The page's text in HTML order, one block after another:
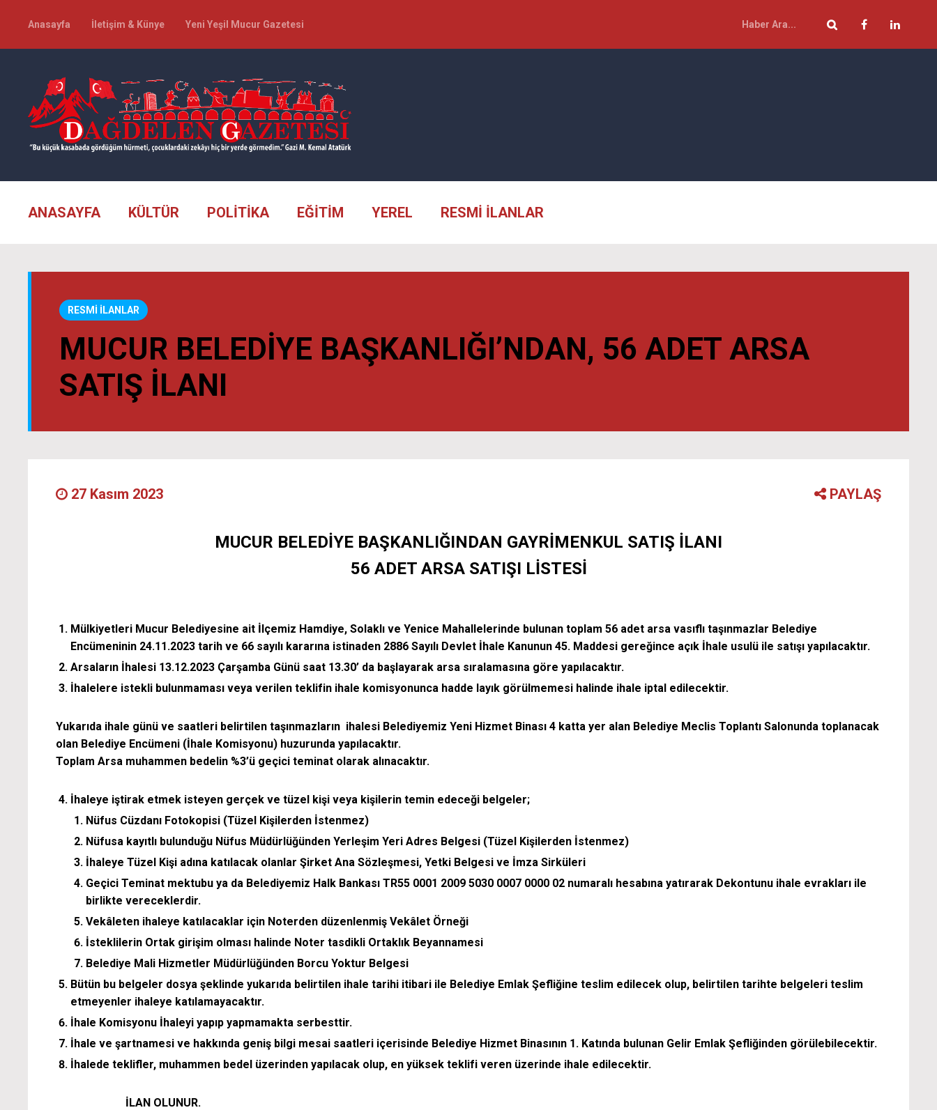
Anasayfa İletişim & Künye Yeni Yeşil Mucur Gazetesi
ANASAYFA KÜLTÜR POLİTİKA EĞİTİM YEREL RESMİ İLANLAR
RESMİ İLANLAR
MUCUR BELEDIYE BAŞKANLIĞI’NDAN, 56 ADET ARSA
SATIŞ ILANI
27 Kasım 2023 PAYLAŞ
MUCUR BELEDİYE BAŞKANLIĞINDAN GAYRİMENKUL SATIŞ İLANI
56 ADET ARSA SATIŞI LİSTESİ
Mülkiyetleri Mucur Belediyesine ait İlçemiz Hamdiye, Solaklı ve Yenice Mahallelerinde bulunan toplam 56 adet arsa vasıflı taşınmazlar Belediye
Encümeninin 24.11.2023 tarih ve 66 sayılı kararına istinaden 2886 Sayılı Devlet İhale Kanunun 45. Maddesi gereğince açık İhale usulü ile satışı yapılacaktır.
Arsaların İhalesi 13.12.2023 Çarşamba Günü saat 13.30’ da başlayarak arsa sıralamasına göre yapılacaktır.
İhalelere istekli bulunmaması veya verilen teklifin ihale komisyonunca hadde layık görülmemesi halinde ihale iptal edilecektir.
Yukarıda ihale günü ve saatleri belirtilen taşınmazların ihalesi Belediyemiz Yeni Hizmet Binası 4 katta yer alan Belediye Meclis Toplantı Salonunda toplanacak
olan Belediye Encümeni (İhale Komisyonu) huzurunda yapılacaktır.
Toplam Arsa muhammen bedelin %3’ü geçici teminat olarak alınacaktır.
İhaleye iştirak etmek isteyen gerçek ve tüzel kişi veya kişilerin temin edeceği belgeler;
Nüfus Cüzdanı Fotokopisi (Tüzel Kişilerden İstenmez)
Nüfusa kayıtlı bulunduğu Nüfus Müdürlüğünden Yerleşim Yeri Adres Belgesi (Tüzel Kişilerden İstenmez)
İhaleye Tüzel Kişi adına katılacak olanlar Şirket Ana Sözleşmesi, Yetki Belgesi ve İmza Sirküleri
Geçici Teminat mektubu ya da Belediyemiz Halk Bankası TR55 0001 2009 5030 0007 0000 02 numaralı hesabına yatırarak Dekontunu ihale evrakları ile
birlikte vereceklerdir.
Vekâleten ihaleye katılacaklar için Noterden düzenlenmiş Vekâlet Örneği
İsteklilerin Ortak girişim olması halinde Noter tasdikli Ortaklık Beyannamesi
Belediye Mali Hizmetler Müdürlüğünden Borcu Yoktur Belgesi
Bütün bu belgeler dosya şeklinde yukarıda belirtilen ihale tarihi itibari ile Belediye Emlak Şefliğine teslim edilecek olup, belirtilen tarihte belgeleri teslim
etmeyenler ihaleye katılamayacaktır.
İhale Komisyonu İhaleyi yapıp yapmamakta serbesttir.
İhale ve şartnamesi ve hakkında geniş bilgi mesai saatleri içerisinde Belediye Hizmet Binasının 1. Katında bulunan Gelir Emlak Şefliğinden görülebilecektir.
İhalede teklifler, muhammen bedel üzerinden yapılacak olup, en yüksek teklifi veren üzerinde ihale edilecektir.
İLAN OLUNUR.